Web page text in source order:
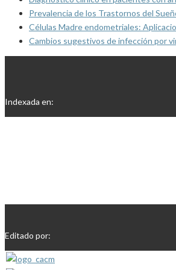
Prevalencia de los Trastornos del
Células Madre endometriales:
Cambios sugestivos de infección por
Indexada en:
Editado por: